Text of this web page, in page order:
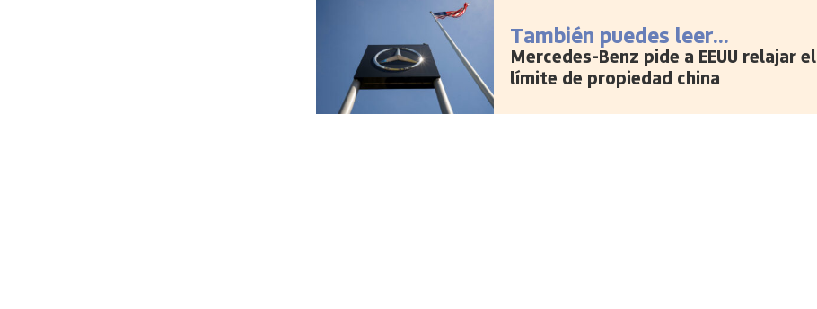
También puedes leer...
Mercedes-Benz pide a EEUU relajar el
límite de propiedad china